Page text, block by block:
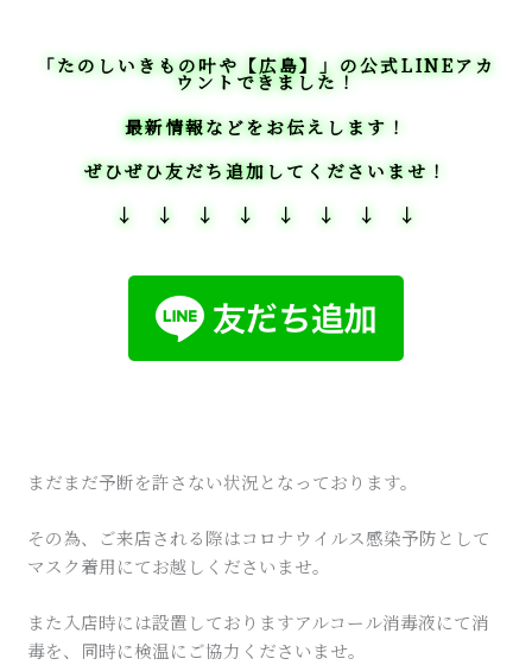
「たのしいきもの叶や【広島】」の公式LINEアカ
ウントできました！
最新情報などをお伝えします！
ぜひぜひ友だち追加してくださいませ！
↓ ↓ ↓ ↓ ↓ ↓ ↓ ↓
まだまだ予断を許さない状況となっております。
その為、ご来店される際はコロナウイルス感染予防として
マスク着用にてお越しくださいませ。
また入店時には設置しておりますアルコール消毒液にて消
毒を、同時に検温にご協力くださいませ。